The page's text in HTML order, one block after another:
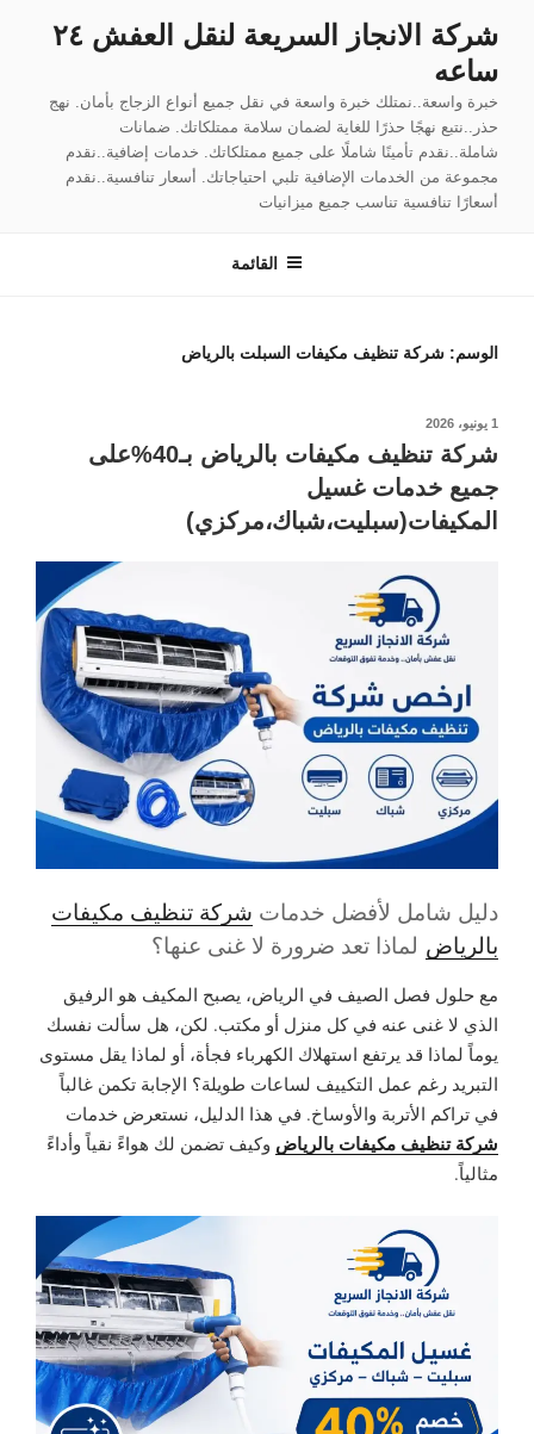
المحتوى
شركة الانجاز السريعة لنقل العفش ٢٤
ساعه
خبرة واسعة..نمتلك خبرة واسعة في نقل جميع أنواع الزجاج بأمان. نهج
حذر..نتبع نهجًا حذرًا للغاية لضمان سلامة ممتلكاتك. ضمانات
شاملة..نقدم تأمينًا شاملًا على جميع ممتلكاتك. خدمات إضافية..نقدم
مجموعة من الخدمات الإضافية تلبي احتياجاتك. أسعار تنافسية..نقدم
أسعارًا تنافسية تناسب جميع ميزانيات
القائمة
الوسم: شركة تنظيف مكيفات السبلت بالرياض
نُشر1 يونيو، 2026
شركة تنظيف مكيفات بالرياض بـ40%على
جميع خدمات غسيل
المكيفات(سبليت،شباك،مركزي)
دليل شامل لأفضل خدمات شركة تنظيف مكيفات
بالرياض لماذا تعد ضرورة لا غنى عنها؟
مع حلول فصل الصيف في الرياض، يصبح المكيف هو الرفيق
الذي لا غنى عنه في كل منزل أو مكتب. لكن، هل سألت نفسك
يوماً لماذا قد يرتفع استهلاك الكهرباء فجأة، أو لماذا يقل مستوى
التبريد رغم عمل التكييف لساعات طويلة؟ الإجابة تكمن غالباً
في تراكم الأتربة والأوساخ. في هذا الدليل، نستعرض خدمات
شركة تنظيف مكيفات بالرياض وكيف تضمن لك هواءً نقياً وأداءً
مثالياً.